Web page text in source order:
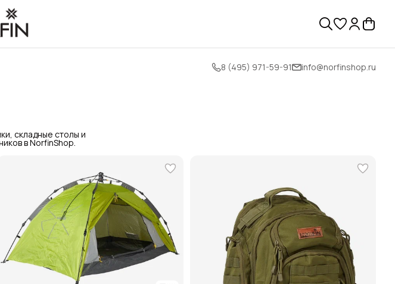
8 (495) 971-59-91 info@norfinshop.ru
складные столы и
в NorfinShop.